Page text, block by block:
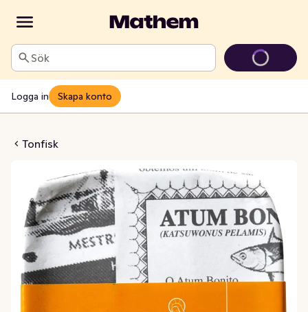
Sök
Logga in Skapa konto
Tonfisk
med Fänkål